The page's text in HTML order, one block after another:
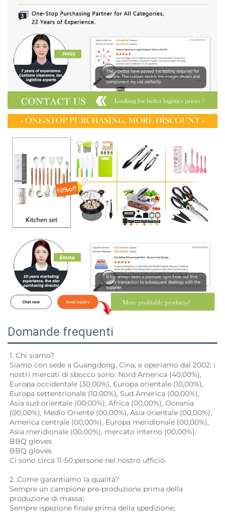
Domande frequenti
1. Chi siamo?
Siamo con sede a Guangdong, Cina, e operiamo dal 2002; i
nostri mercati di sbocco sono: Nord America (40,00%),
Europa occidentale (30,00%), Europa orientale (10,00%),
Europa settentrionale (10,00%), Sud America (00,00%),
Asia sud-orientale (00,00%), Africa (00,00%), Oceania
(00,00%), Medio Oriente (00,00%), Asia orientale (00,00%),
America centrale (00,00%), Europa meridionale (00,00%),
Asia meridionale (00,00%), mercato interno (00,00%).
BBQ gloves
BBQ gloves
Ci sono circa 11-50 persone nel nostro ufficio.
2. Come garantiamo la qualità?
Sempre un campione pre-produzione prima della
produzione di massa;
Sempre ispezione finale prima della spedizione;